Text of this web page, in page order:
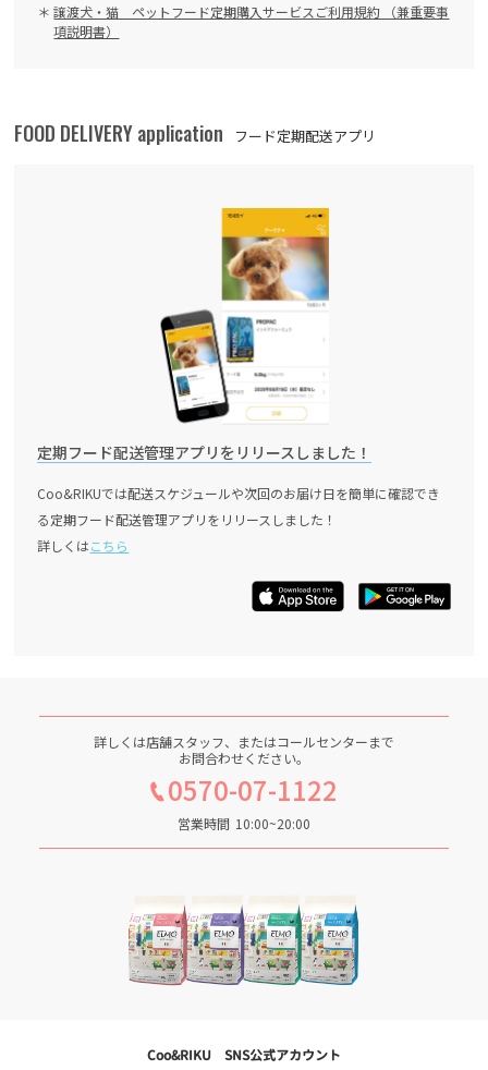
譲渡犬・猫 ペットフード定期購入サービスご利用規約 （兼重要事
項説明書）
FOOD DELIVERY application フード定期配送アプリ
定期フード配送管理アプリをリリースしました！
Coo&RIKUでは配送スケジュールや次回のお届け日を簡単に確認でき
る定期フード配送管理アプリをリリースしました！
詳しくはこちら
詳しくは店舗スタッフ、またはコールセンターまで
お問合わせください。
0570-07-1122
営業時間 10:00~20:00
Coo&RIKU SNS公式アカウント